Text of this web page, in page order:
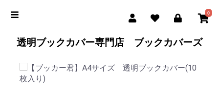
0
透明ブックカバー専門店 ブックカバーズ